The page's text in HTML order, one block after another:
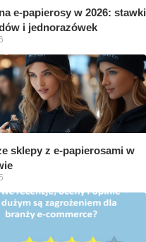
e-papierosy w 2026: stawki
i jednorazówek
sklepy z e-papierosami w